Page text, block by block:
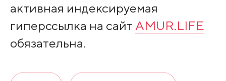
активная индексируемая
гиперссылка на сайт AMUR.LIFE
обязательна.